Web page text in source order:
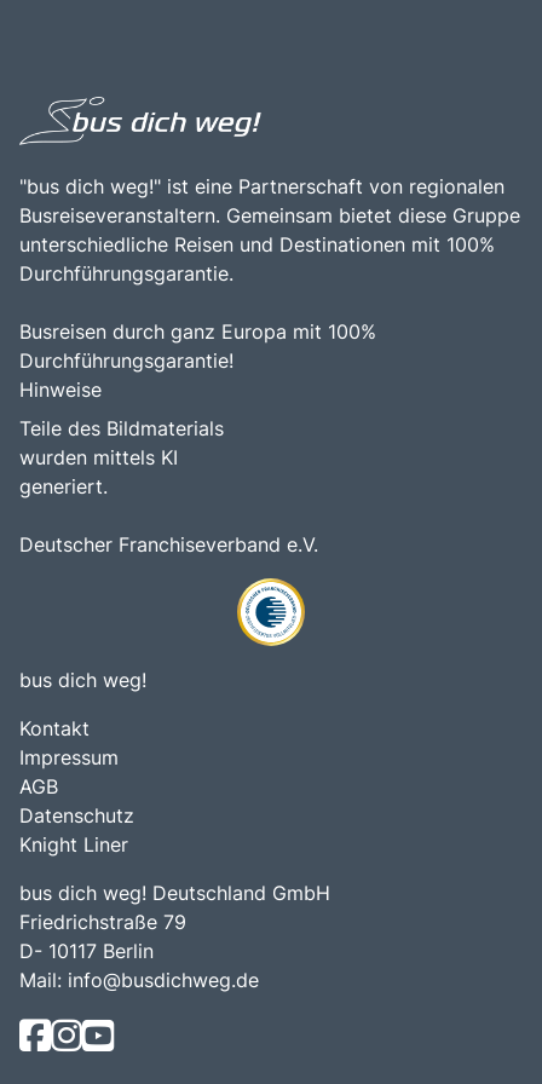
der Kanäle und Gassen zu genießen.
bereichernden Erlebnis für alle, die die Faszination dieser
einzigartigen Stadt entdecken möchten.
"bus dich weg!" ist eine Partnerschaft von regionalen
Busreiseveranstaltern. Gemeinsam bietet diese Gruppe
unterschiedliche Reisen und Destinationen mit 100%
Durchführungsgarantie.
Busreisen durch ganz Europa mit 100%
Durchführungsgarantie!
Hinweise
Teile des Bildmaterials
wurden mittels KI
generiert.
Deutscher Franchiseverband e.V.
bus dich weg!
Kontakt
Impressum
AGB
Datenschutz
Knight Liner
bus dich weg! Deutschland GmbH
Friedrichstraße 79
D- 10117 Berlin
Mail: info@busdichweg.de